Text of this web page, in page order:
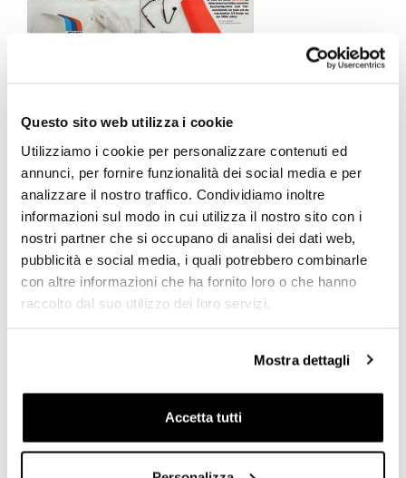
Questo sito web utilizza i cookie
Utilizziamo i cookie per personalizzare contenuti ed
annunci, per fornire funzionalità dei social media e per
analizzare il nostro traffico. Condividiamo inoltre
informazioni sul modo in cui utilizza il nostro sito con i
nostri partner che si occupano di analisi dei dati web,
pubblicità e social media, i quali potrebbero combinarle
con altre informazioni che ha fornito loro o che hanno
raccolto dal suo utilizzo dei loro servizi.
Mostra dettagli
Accetta tutti
CONDIVI ARTICOLO
torna all'elenco
Precedente